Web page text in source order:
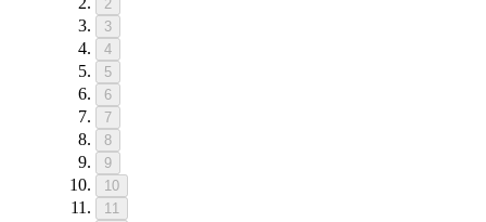
2
3
4
5
6
7
8
9
10
11